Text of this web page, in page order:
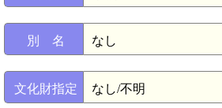
別 名 なし
文化財指定 なし/不明